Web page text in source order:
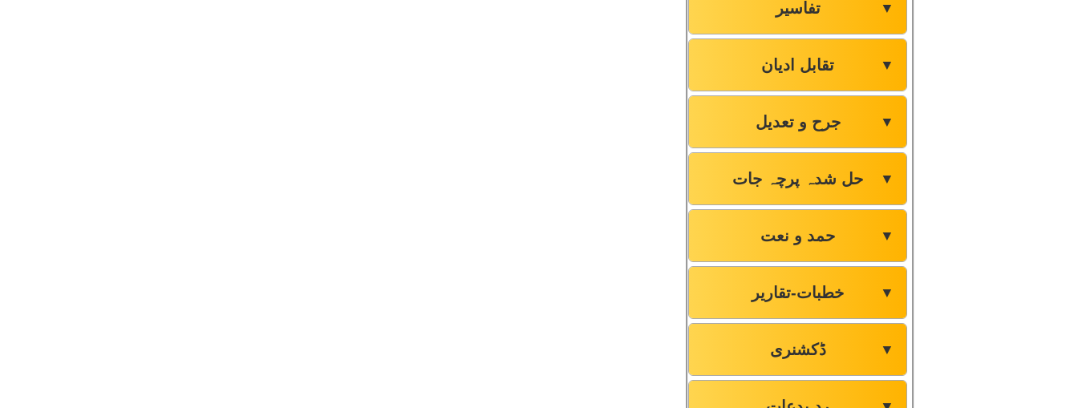
تفاسیر ▼
تقابل ادیان ▼
جرح و تعدیل ▼
حل شدہ پرچہ جات ▼
حمد و نعت ▼
خطبات-تقاریر ▼
ڈکشنری ▼